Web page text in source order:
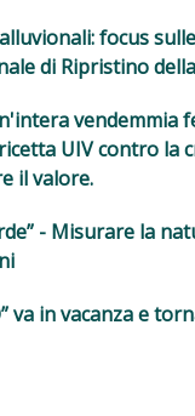
focus
di Ripristino
vendemmia
UIV contro la
il valore.
- Misurare la
va in vacanza e